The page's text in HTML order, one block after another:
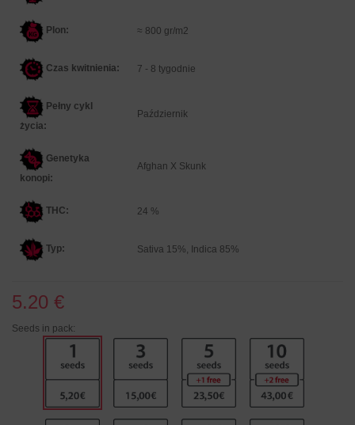
Plon: ≈ 800 gr/m2
Czas kwitnienia: 7 - 8 tygodnie
Pełny cykl
życia:
Październik
Genetyka
konopi:
Afghan X Skunk
THC: 24 %
Typ: Sativa 15%, Indica 85%
5.20 €
Seeds in pack: